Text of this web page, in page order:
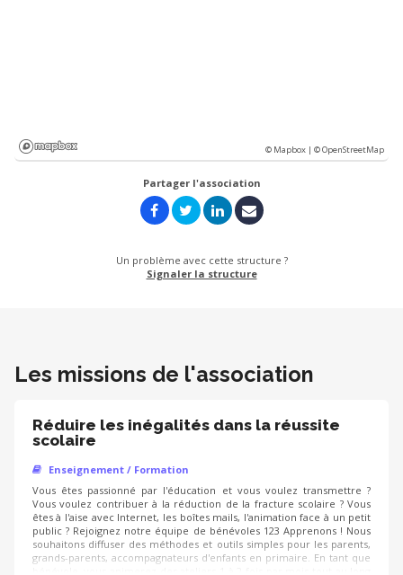
© Mapbox |© OpenStreetMap
Partager l'association
Un problème avec cette structure ?
Signaler la structure
Les missions de l'association
Réduire les inégalités dans la réussite
scolaire
Enseignement / Formation
Vous êtes passionné par l'éducation et vous voulez transmettre ?
Vous voulez contribuer à la réduction de la fracture scolaire ? Vous
êtes à l'aise avec Internet, les boîtes mails, l'animation face à un petit
public ? Rejoignez notre équipe de bénévoles 123 Apprenons ! Nous
souhaitons diffuser des méthodes et outils simples pour les parents,
grands-parents, accompagnateurs d'enfants en primaire. En tant que